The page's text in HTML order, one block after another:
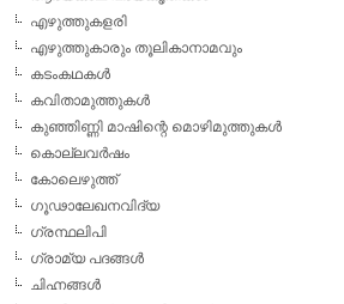
എഴുത്തുകളരി
എഴുത്തുകാരും തൂലികാനാമവും
കടംകഥകള്‍
കവിതാമുത്തുകള്‍
കുഞ്ഞിണ്ണി മാഷിന്റെ മൊഴിമുത്തുകള്‍
കൊല്ലവര്‍ഷം
കോലെഴുത്ത്
ഗൂഢാലേഖനവിദ്യ
ഗ്രന്ഥലിപി
ഗ്രാമ്യ പദങ്ങള്‍
ചിഹ്നങ്ങള്‍